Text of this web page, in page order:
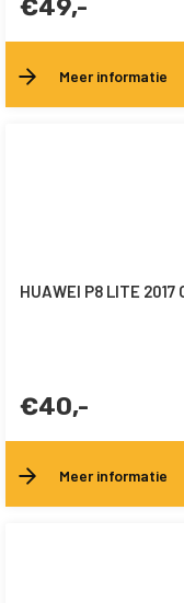
€49,-
Meer informatie
HUAWEI P8 LITE 2017
€40,-
Meer informatie